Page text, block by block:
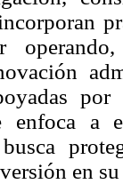
enfoca a
en